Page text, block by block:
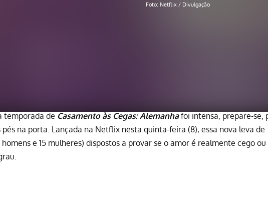
Foto: Netflix / Divulgação
temporada de Casamento às Cegas: Alemanhafoi intensa, prepare-se,
na porta. Lançada na Netflix nesta quinta-feira (8), essa nova leva de
e 15 mulheres) dispostos a provar se o amor é realmente cego ou